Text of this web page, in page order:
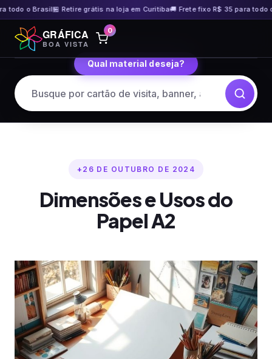
o Brasil🏪 Retire grátis na loja em Curitiba🚚 Frete fixo R$ 35 para todo o
Pular
para
o
GRÁFICA
BOA VISTA
0
Qual material deseja?
26 DE OUTUBRO DE 2024
Dimensões e Usos do
Papel A2